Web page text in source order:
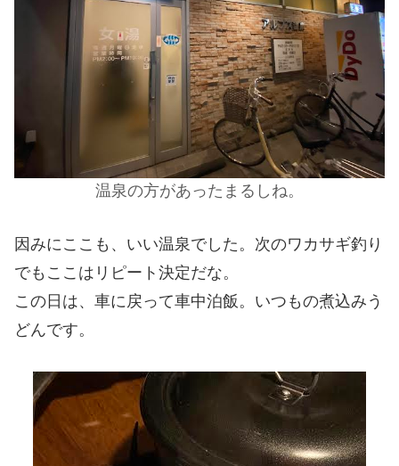
温泉の方があったまるしね。
因みにここも、いい温泉でした。次のワカサギ釣り
でもここはリピート決定だな。
この日は、車に戻って車中泊飯。いつもの煮込みう
どんです。